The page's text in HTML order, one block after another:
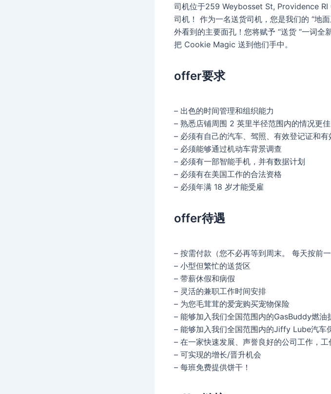
司机位于259 Weybosset St, Providence
司机！ 作为一名送货司机，您是我们的 “地
外看到的主要面孔！您将赋予 “送货 “一词
把 Cookie Magic 送到他们手中。
offer要求
– 出色的时间管理和组织能力
– 熟悉店铺周围 2 英里半径范围内的情况更佳
– 必须有自己的汽车、驾照、有效登记证和有
– 必须能够通过机动车背景调查
– 必须有一部智能手机，并有数据计划
– 必须有在美国工作的合法资格
– 必须年满 18 岁才能受雇
offer待遇
– 按需付款（您不必再等到周末。 每天按前
– 小型但繁忙的送货区
– 带薪休假和病假
– 灵活的兼职工作时间安排
– 为您毛茸茸的爱宠购买宠物保险
– 能够加入我们全国范围内的GasBuddy燃油
– 能够加入我们全国范围内的Jiffy Lube汽车
– 在一家快速发展、声誉良好的公司工作，工
– 可实现的增长/晋升机会
– 每班免费提供饼干！